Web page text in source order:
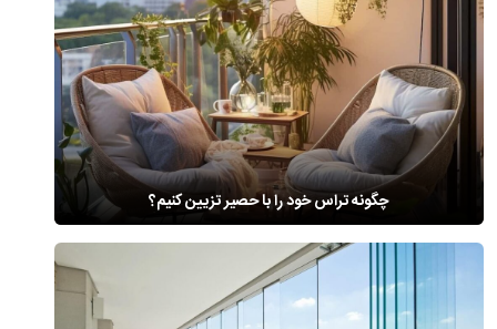
چگونه تراس خود را با حصیر تزیین کنیم؟